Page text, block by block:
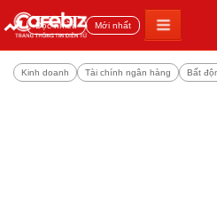
Đọc nhiều Mới nhất
Kinh doanh Tài chính ngân hàng Bất